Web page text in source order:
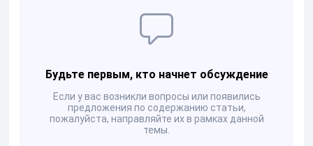
Будьте первым, кто начнет обсуждение
Если у вас возникли вопросы или появились
предложения по содержанию статьи,
пожалуйста, направляйте их в рамках данной
темы.